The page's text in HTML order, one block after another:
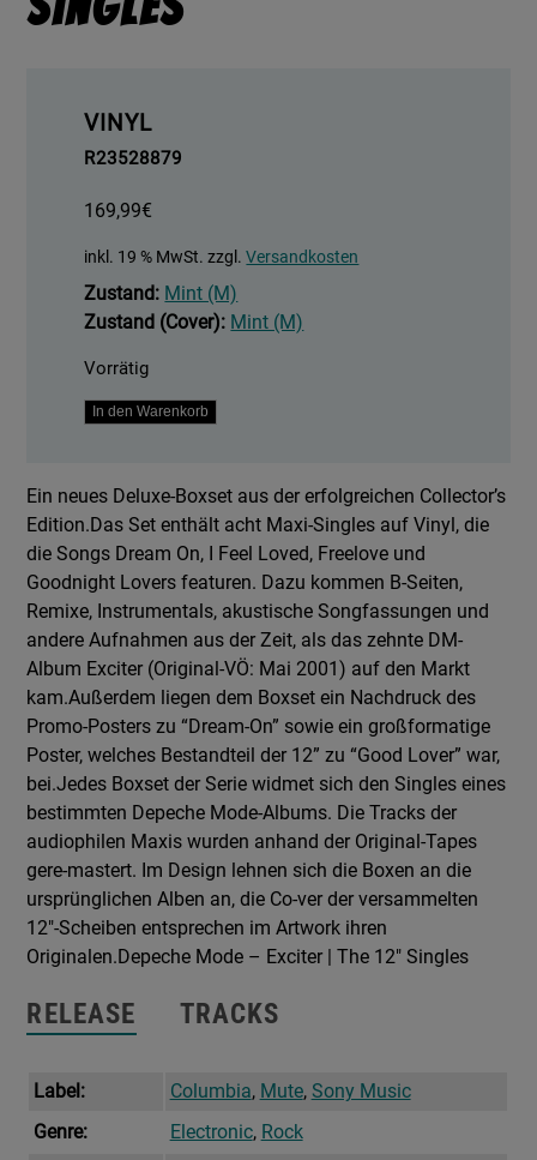
VINYL
R23528879
169,99€
inkl. 19 % MwSt. zzgl.Versandkosten
Zustand: Mint (M)
Zustand (Cover): Mint (M)
Vorrätig
Exciter
12"
Singles
Menge
In den Warenkorb
Ein neues Deluxe-Boxset aus der erfolgreichen Collector’s
Edition.Das Set enthält acht Maxi-Singles auf Vinyl, die
die Songs Dream On, I Feel Loved, Freelove und
Goodnight Lovers featuren. Dazu kommen B-Seiten,
Remixe, Instrumentals, akustische Songfassungen und
andere Aufnahmen aus der Zeit, als das zehnte DM-
Album Exciter (Original-VÖ: Mai 2001) auf den Markt
kam.Außerdem liegen dem Boxset ein Nachdruck des
Promo-Posters zu “Dream-On” sowie ein großformatige
Poster, welches Bestandteil der 12” zu “Good Lover” war,
bei.Jedes Boxset der Serie widmet sich den Singles eines
bestimmten Depeche Mode-Albums. Die Tracks der
audiophilen Maxis wurden anhand der Original-Tapes
gere-mastert. Im Design lehnen sich die Boxen an die
ursprünglichen Alben an, die Co-ver der versammelten
12″-Scheiben entsprechen im Artwork ihren
Originalen.Depeche Mode – Exciter | The 12″ Singles
RELEASE TRACKS
Label: Columbia, Mute, Sony Music
Genre:
Electronic, Rock